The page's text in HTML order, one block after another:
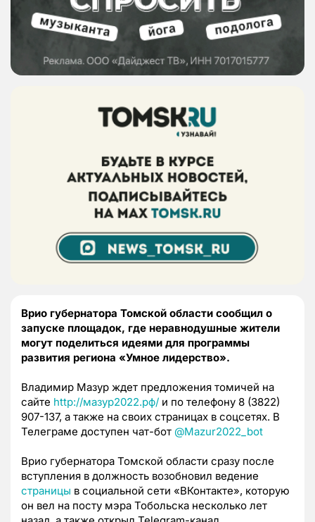
Врио губернатора Томской области сообщил о
запуске площадок, где неравнодушные жители
могут поделиться идеями для программы
развития региона «Умное лидерство».
Владимир Мазур ждет предложения томичей на
сайте http://мазур2022.рф/ и по телефону 8 (3822)
907-137, а также на своих страницах в соцсетях. В
Телеграме доступен чат-бот @Mazur2022_bot
Врио губернатора Томской области сразу после
вступления в должность возобновил ведение
страницы в социальной сети «ВКонтакте», которую
он вел на посту мэра Тобольска несколько лет